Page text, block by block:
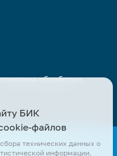
обработки
Все материалы сайта
БИК
файлов
технических данных о
информации.